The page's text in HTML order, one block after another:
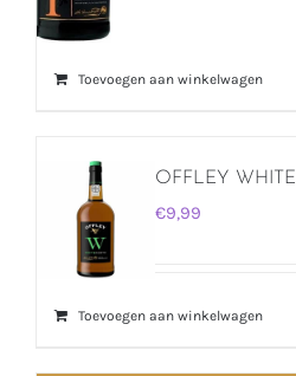
Toevoegen aan winkelwagen
OFFLEY WHITE
€9,99
Toevoegen aan winkelwagen